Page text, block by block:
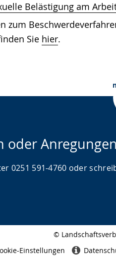
Belästigung am
zum
Sie hier.
oder
0251 591-4760 oder
©
Einstellungen